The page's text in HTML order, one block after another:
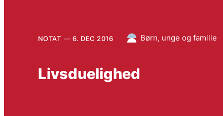
NOTAT 6. DEC 2016 Børn, unge og familie
Livsduelighed